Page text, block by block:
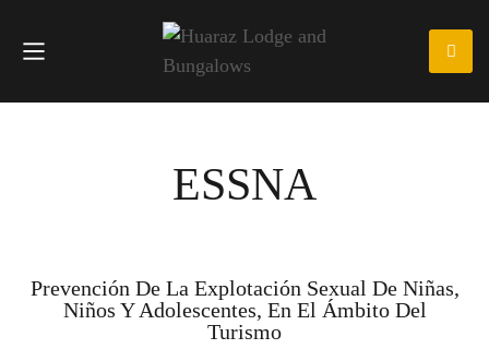
ESSNA
Prevención De La Explotación Sexual De Niñas,
Niños Y Adolescentes, En El Ámbito Del
Turismo